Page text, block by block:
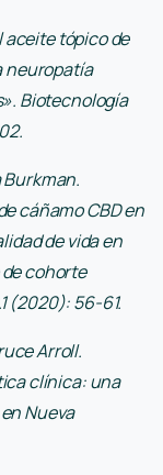
aceite tópico de
neuropatía
Biotecnología
Burkman.
cáñamo CBD en
de vida en
cohorte
(2020): 56-61.
Arroll.
clínica: una
Nueva